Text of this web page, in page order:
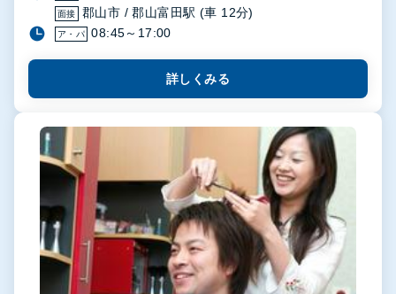
面接 郡山市 / 郡山富田駅 (車 12分)
ア・パ 08:45～17:00
詳しくみる